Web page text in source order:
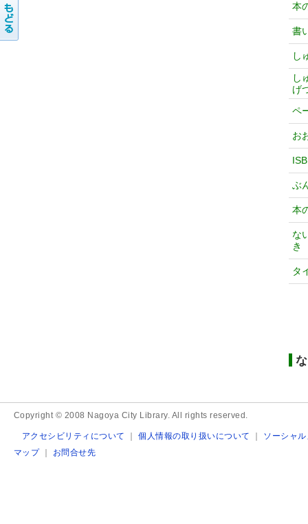
本
書
し
し
げ
ペ
お
ぶ
本
な
き
タ
Copyright © 2008 Nagoya City Library. All rights reserved.
アクセシビリティについて ｜個人情報の取り扱いについて ｜ ソーシャ
マップ｜ お問合せ先